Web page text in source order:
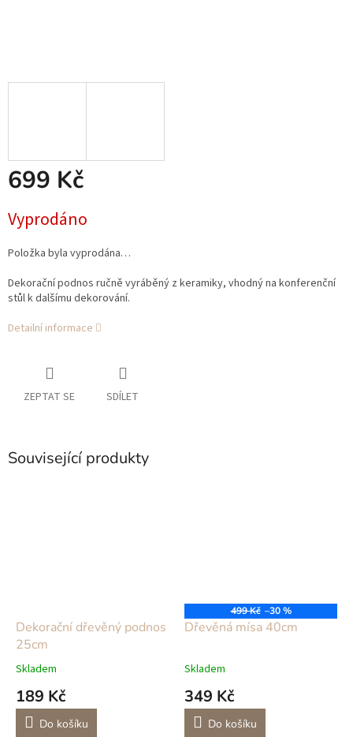
699 Kč
cena:
Vyprodáno
Položka byla vyprodána…
Dekorační podnos ručně vyráběný z keramiky, vhodný na konferenční
stůl k dalšímu dekorování.
Detailní informace
ZEPTAT SE SDÍLET
Související produkty
Dekorační dřevěný podnos
25cm
Skladem
189 Kč
Do košíku
499 Kč –30 %
Dřevěná mísa 40cm
Skladem
349 Kč
Do košíku